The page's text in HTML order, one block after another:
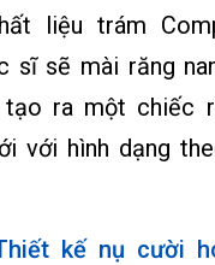
liệu trám
sĩ sẽ mài răng
ra một chiếc
với hình dạng
kế nụ cười